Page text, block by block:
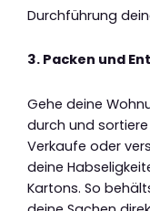
Durchführung
3. Packen und
Gehe deine
durch und
Verkaufe oder
deine
Kartons. So